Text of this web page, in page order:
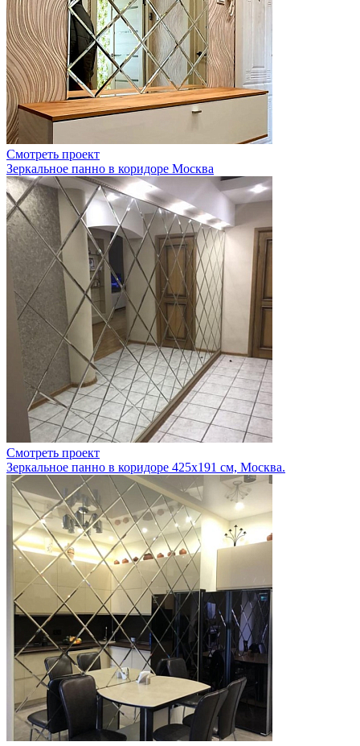
Смотреть проект
Зеркальное панно в коридоре Москва
Смотреть проект
Зеркальное панно в коридоре 425х191 см, Москва.